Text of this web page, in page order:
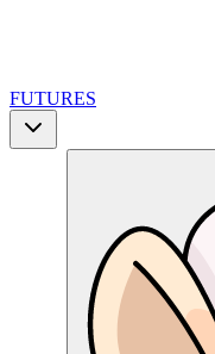
FUTURES